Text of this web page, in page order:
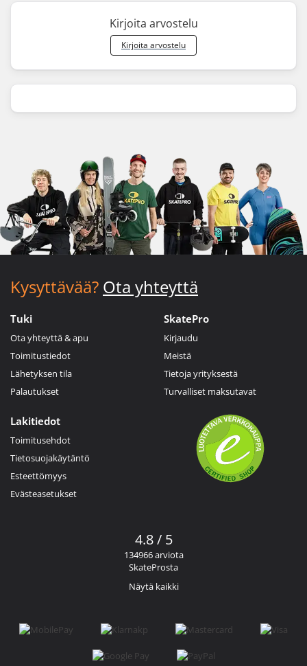
Kirjoita arvostelu
Kirjoita arvostelu
Kysyttävää? Ota yhteyttä
Tuki
Ota yhteyttä & apu
Toimitustiedot
Lähetyksen tila
Palautukset
SkatePro
Kirjaudu
Meistä
Tietoja yrityksestä
Turvalliset maksutavat
Lakitiedot
Toimitusehdot
Tietosuojakäytäntö
Esteettömyys
Evästeasetukset
4.8 / 5
134966 arviota
SkateProsta
Näytä kaikki